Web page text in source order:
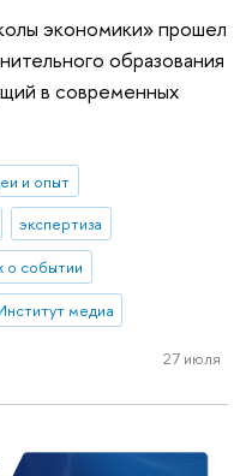
экономики» прошел
образования
в современных
и опыт
экспертиза
о событии
медиа
27 июля